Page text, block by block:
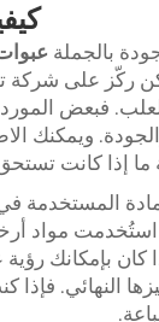
بالجملة
على شركة
فبعض
ويمكنك
ما إذا كانت
المستخدمة
استُخدمت مواد
كان بإمكانك
النهائي.